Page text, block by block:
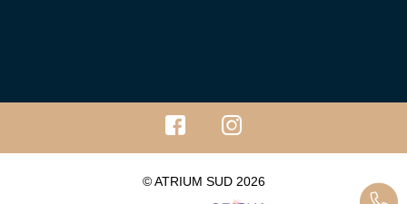
© ATRIUM SUD 2026